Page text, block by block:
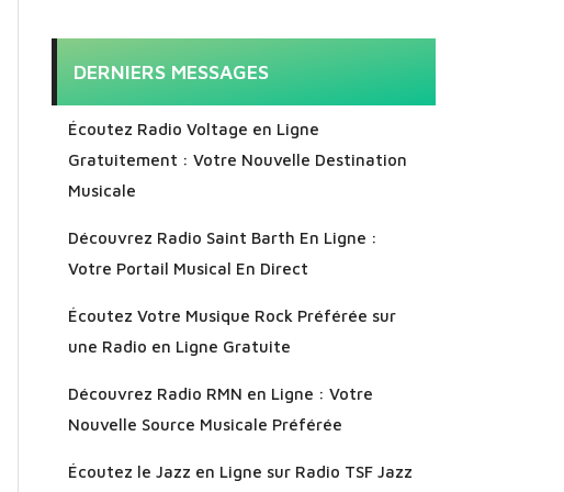
DERNIERS MESSAGES
Écoutez Radio Voltage en Ligne
Gratuitement : Votre Nouvelle Destination
Musicale
Découvrez Radio Saint Barth En Ligne :
Votre Portail Musical En Direct
Écoutez Votre Musique Rock Préférée sur
une Radio en Ligne Gratuite
Découvrez Radio RMN en Ligne : Votre
Nouvelle Source Musicale Préférée
Écoutez le Jazz en Ligne sur Radio TSF Jazz